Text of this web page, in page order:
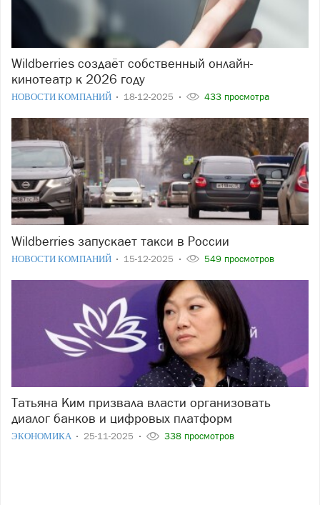
Wildberries создаёт собственный онлайн-
кинотеатр к 2026 году
НОВОСТИ КОМПАНИЙ 18-12-2025 433 просмотра
Wildberries запускает такси в России
НОВОСТИ КОМПАНИЙ 15-12-2025 549 просмотров
Татьяна Ким призвала власти организовать
диалог банков и цифровых платформ
ЭКОНОМИКА 25-11-2025 338 просмотров